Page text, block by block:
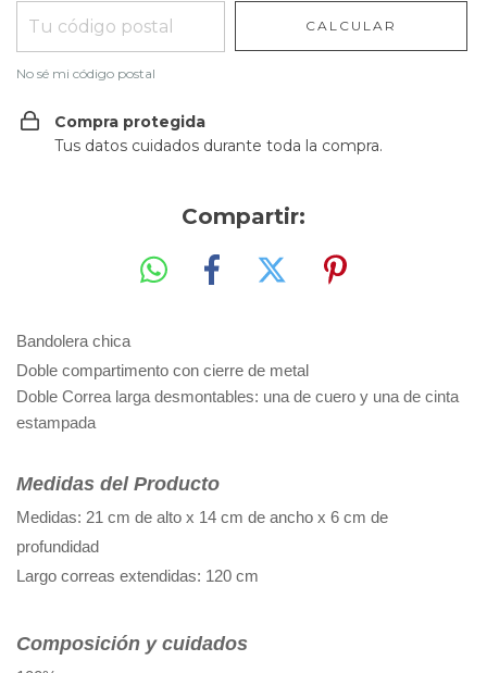
CALCULAR
No sé mi código postal
Compra protegida
Tus datos cuidados durante toda la compra.
Compartir:
Bandolera chica
Doble compartimento con cierre de metal
Doble Correa larga desmontables: una de cuero y una de cinta
estampada
Medidas del Producto
Medidas: 21 cm de alto x 14 cm de ancho x 6 cm de
profundidad
Largo correas extendidas: 120 cm
Composición y cuidados